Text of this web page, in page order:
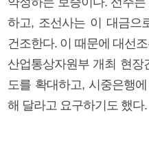
하고, 조선사는 이 대금으
건조한다. 이 때문에 대선
산업통상자원부 개최 현
도를 확대하고, 시중은행
해 달라고 요구하기도 했다.